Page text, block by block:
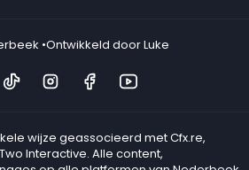
•Ontwikkeld door Luke
wijze geassocieerd met Cfx.re,
Interactive. Alle content,